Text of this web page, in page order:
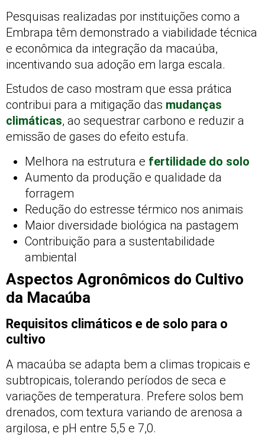
Pesquisas realizadas por instituições como a
Embrapa têm demonstrado a viabilidade técnica
e econômica da integração da macaúba,
incentivando sua adoção em larga escala.
Estudos de caso mostram que essa prática
contribui para a mitigação das mudanças
climáticas, ao sequestrar carbono e reduzir a
emissão de gases do efeito estufa.
Melhora na estrutura e fertilidade do solo
Aumento da produção e qualidade da
forragem
Redução do estresse térmico nos animais
Maior diversidade biológica na pastagem
Contribuição para a sustentabilidade
ambiental
Aspectos Agronômicos do Cultivo
da Macaúba
Requisitos climáticos e de solo para o
cultivo
A macaúba se adapta bem a climas tropicais e
subtropicais, tolerando períodos de seca e
variações de temperatura. Prefere solos bem
drenados, com textura variando de arenosa a
argilosa, e pH entre 5,5 e 7,0.